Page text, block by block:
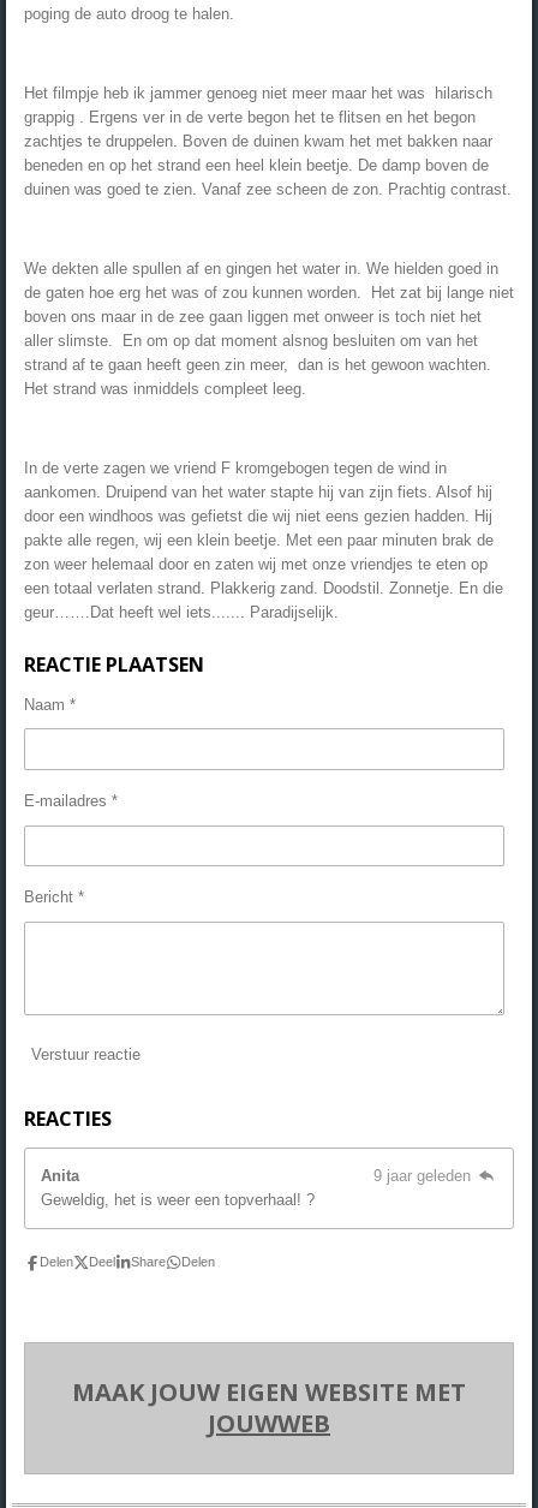
poging de auto droog te halen.
Het filmpje heb ik jammer genoeg niet meer maar het was hilarisch
grappig . Ergens ver in de verte begon het te flitsen en het begon
zachtjes te druppelen. Boven de duinen kwam het met bakken naar
beneden en op het strand een heel klein beetje. De damp boven de
duinen was goed te zien. Vanaf zee scheen de zon. Prachtig contrast.
We dekten alle spullen af en gingen het water in. We hielden goed in
de gaten hoe erg het was of zou kunnen worden. Het zat bij lange niet
boven ons maar in de zee gaan liggen met onweer is toch niet het
aller slimste. En om op dat moment alsnog besluiten om van het
strand af te gaan heeft geen zin meer, dan is het gewoon wachten.
Het strand was inmiddels compleet leeg.
In de verte zagen we vriend F kromgebogen tegen de wind in
aankomen. Druipend van het water stapte hij van zijn fiets. Alsof hij
door een windhoos was gefietst die wij niet eens gezien hadden. Hij
pakte alle regen, wij een klein beetje. Met een paar minuten brak de
zon weer helemaal door en zaten wij met onze vriendjes te eten op
een totaal verlaten strand. Plakkerig zand. Doodstil. Zonnetje. En die
geur…….Dat heeft wel iets....... Paradijselijk.
REACTIE PLAATSEN
Naam *
E-mailadres *
Bericht *
Verstuur reactie
REACTIES
Anita
9 jaar geleden
Geweldig, het is weer een topverhaal! ?
Delen Deel Share Delen
MAAK JOUW EIGEN WEBSITE MET
JOUWWEB